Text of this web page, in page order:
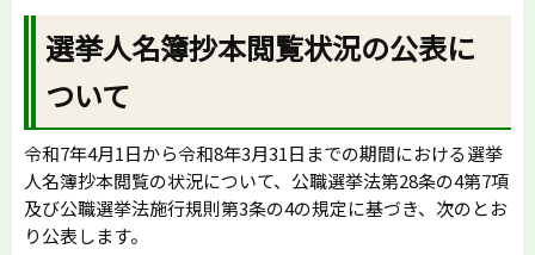
選挙人名簿抄本閲覧状況の公表に
ついて
令和7年4月1日から令和8年3月31日までの期間における選挙
人名簿抄本閲覧の状況について、公職選挙法第28条の4第7項
及び公職選挙法施行規則第3条の4の規定に基づき、次のとお
り公表します。